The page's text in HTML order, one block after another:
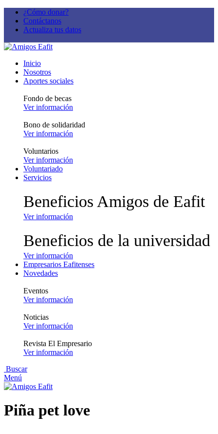
¿Cómo donar?
Contáctanos
Actualiza tus datos
Inicio
Nosotros
Aportes sociales
Fondo de becas
Ver información
Bono de solidaridad
Ver información
Voluntarios
Ver información
Voluntariado
Servicios
Beneficios Amigos de Eafit
Ver información
Beneficios de la universidad
Ver información
Empresarios Eafitenses
Novedades
Eventos
Ver información
Noticias
Ver información
Revista El Empresario
Ver información
Buscar
Menú
Piña pet love